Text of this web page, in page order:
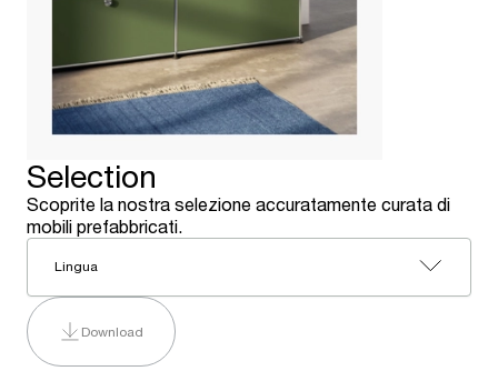
Selection
Scoprite la nostra selezione accuratamente curata di
mobili prefabbricati.
Lingua
Download